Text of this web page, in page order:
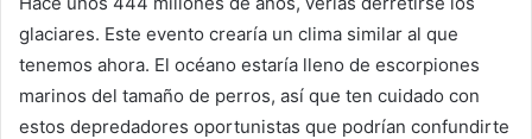
glaciares. Este evento crearía un clima similar al que
tenemos ahora. El océano estaría lleno de escorpiones
marinos del tamaño de perros, así que ten cuidado con
estos depredadores oportunistas que podrían confundirte